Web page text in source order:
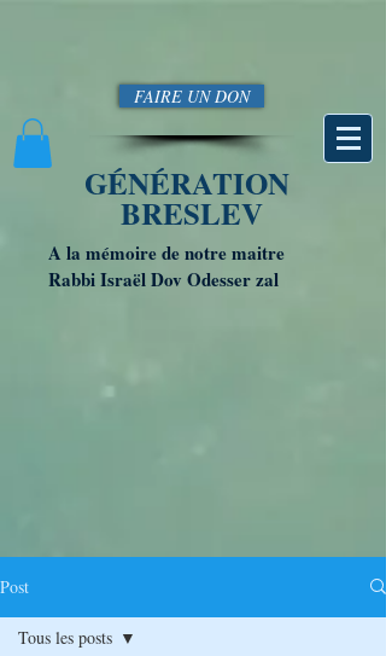
FAIRE UN DON
GÉNÉRATION
BRESLEV
A la mémoire de notre maitre
Rabbi Israël Dov Odesser zal
Post
Tous les posts